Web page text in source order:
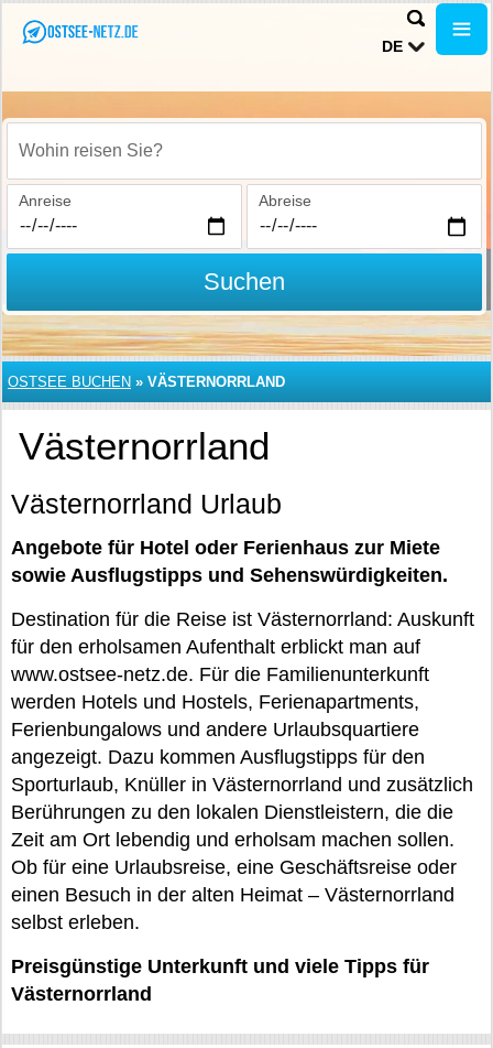
DE
Wohin reisen Sie?
Anreise Abreise
Suchen
OSTSEE BUCHEN » VÄSTERNORRLAND
Västernorrland
Västernorrland Urlaub
Angebote für Hotel oder Ferienhaus zur Miete
sowie Ausflugstipps und Sehenswürdigkeiten.
Destination für die Reise ist Västernorrland: Auskunft
für den erholsamen Aufenthalt erblickt man auf
www.ostsee-netz.de. Für die Familienunterkunft
werden Hotels und Hostels, Ferienapartments,
Ferienbungalows und andere Urlaubsquartiere
angezeigt. Dazu kommen Ausflugstipps für den
Sporturlaub, Knüller in Västernorrland und zusätzlich
Berührungen zu den lokalen Dienstleistern, die die
Zeit am Ort lebendig und erholsam machen sollen.
Ob für eine Urlaubsreise, eine Geschäftsreise oder
einen Besuch in der alten Heimat – Västernorrland
selbst erleben.
Preisgünstige Unterkunft und viele Tipps für
Västernorrland